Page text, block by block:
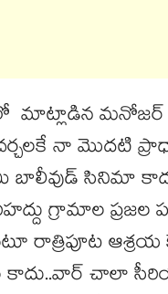
మాట్లాడిన మనోజర్
నా మొదటి
సినిమా
గ్రామాల ప్రజల
రాత్రిపూట ఆశ్రయ
కాదు..వార్ చాలా